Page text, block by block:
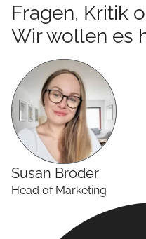
Fragen, Kritik
Wir wollen es
Susan Bröder
Head of Marketing